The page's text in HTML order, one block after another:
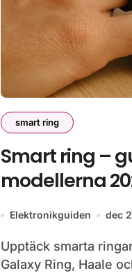
smart ring
Smart ring –
modellerna
Elektronikguiden dec
Upptäck smarta ringar 2025: Oura, Samsung
Galaxy Ring, Haale